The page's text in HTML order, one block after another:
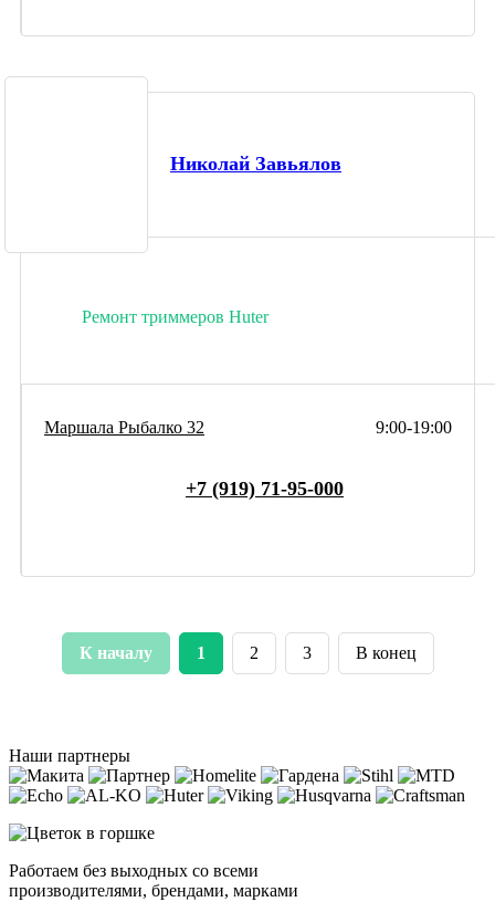
Николай Завьялов
Ремонт триммеров Huter
9:00-19:00
Маршала Рыбалко 32
+7 (919) 71-95-000
К началу 1 2 3 В конец
Наши партнеры
Работаем без выходных со всеми
производителями, брендами, марками